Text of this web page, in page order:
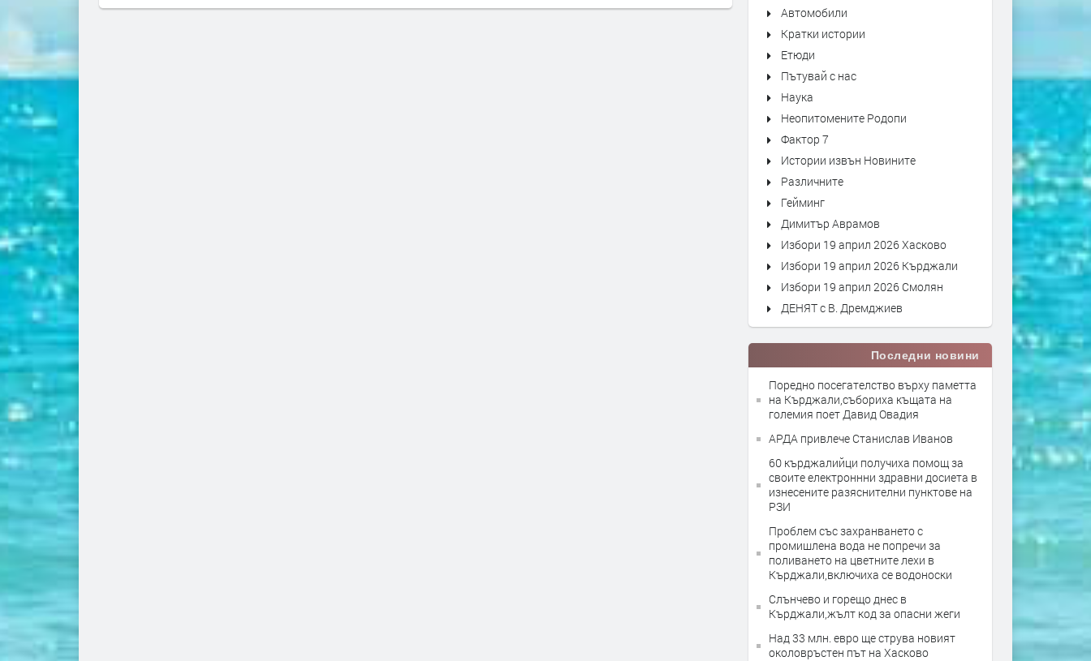
Автомобили
Кратки истории
Етюди
Пътувай с нас
Наука
Неопитомените Родопи
Фактор 7
Истории извън Новините
Различните
Гейминг
Димитър Аврамов
Избори 19 април 2026 Хасково
Избори 19 април 2026 Кърджали
Избори 19 април 2026 Смолян
ДЕНЯТ с В. Дремджиев
Последни новини
Поредно посегателство върху паметта
на Кърджали,събориха къщата на
големия поет Давид Овадия
АРДА привлече Станислав Иванов
60 кърджалийци получиха помощ за
своите електроннни здравни досиета в
изнесените разяснителни пунктове на
РЗИ
Проблем със захранването с
промишлена вода не попречи за
поливането на цветните лехи в
Кърджали,включиха се водоноски
Слънчево и горещо днес в
Кърджали,жълт код за опасни жеги
Над 33 млн. евро ще струва новият
околовръстен път на Хасково